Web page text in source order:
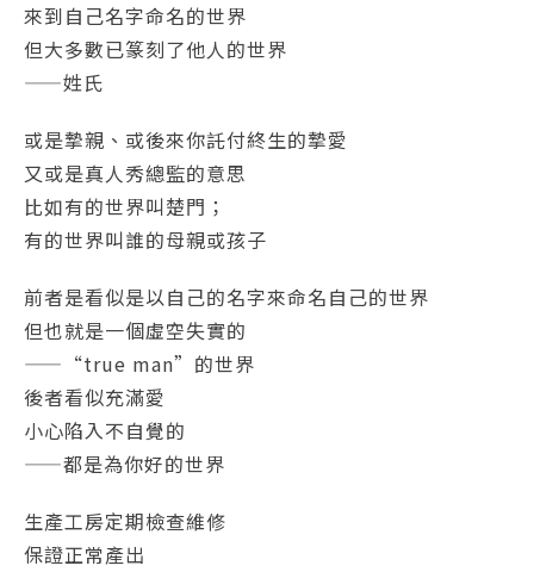
來到自己名字命名的世界
但大多數已篆刻了他人的世界
——姓氏
或是摯親、或後來你託付終生的摯愛
又或是真人秀總監的意思
比如有的世界叫楚門；
有的世界叫誰的母親或孩子
前者是看似是以自己的名字來命名自己的世界
但也就是一個虛空失實的
——“true man”的世界
後者看似充滿愛
小心陷入不自覺的
——都是為你好的世界
生產工房定期檢查維修
保證正常產出